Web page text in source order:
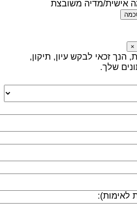
מדיה משובצת
זכאי לבקש עיון, תיקון,
שלך.